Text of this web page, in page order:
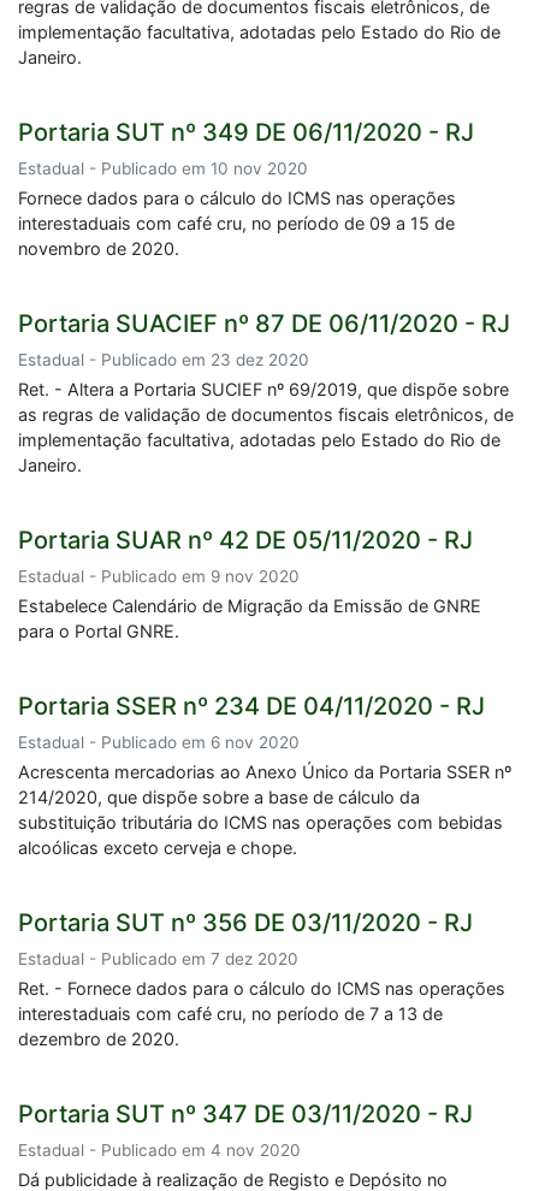
regras de validação de documentos fiscais eletrônicos, de
implementação facultativa, adotadas pelo Estado do Rio de
Janeiro.
Portaria SUT nº 349 DE 06/11/2020 - RJ
Estadual - Publicado em 10 nov 2020
Fornece dados para o cálculo do ICMS nas operações
interestaduais com café cru, no período de 09 a 15 de
novembro de 2020.
Portaria SUACIEF nº 87 DE 06/11/2020 - RJ
Estadual - Publicado em 23 dez 2020
Ret. - Altera a Portaria SUCIEF nº 69/2019, que dispõe sobre
as regras de validação de documentos fiscais eletrônicos, de
implementação facultativa, adotadas pelo Estado do Rio de
Janeiro.
Portaria SUAR nº 42 DE 05/11/2020 - RJ
Estadual - Publicado em 9 nov 2020
Estabelece Calendário de Migração da Emissão de GNRE
para o Portal GNRE.
Portaria SSER nº 234 DE 04/11/2020 - RJ
Estadual - Publicado em 6 nov 2020
Acrescenta mercadorias ao Anexo Único da Portaria SSER nº
214/2020, que dispõe sobre a base de cálculo da
substituição tributária do ICMS nas operações com bebidas
alcoólicas exceto cerveja e chope.
Portaria SUT nº 356 DE 03/11/2020 - RJ
Estadual - Publicado em 7 dez 2020
Ret. - Fornece dados para o cálculo do ICMS nas operações
interestaduais com café cru, no período de 7 a 13 de
dezembro de 2020.
Portaria SUT nº 347 DE 03/11/2020 - RJ
Estadual - Publicado em 4 nov 2020
Dá publicidade à realização de Registo e Depósito no